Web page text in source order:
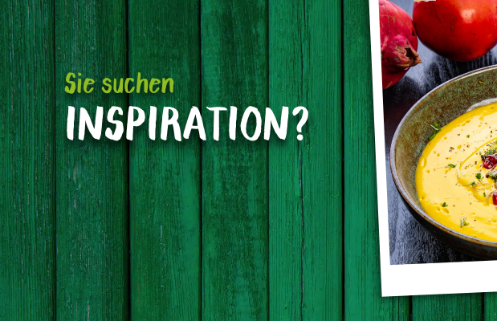
Sie suchen
INSPIRATION?